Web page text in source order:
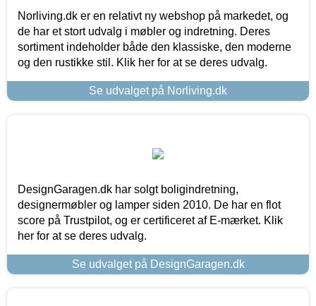
Norliving.dk er en relativt ny webshop på markedet, og
de har et stort udvalg i møbler og indretning. Deres
sortiment indeholder både den klassiske, den moderne
og den rustikke stil. Klik her for at se deres udvalg.
Se udvalget på Norliving.dk
DesignGaragen.dk har solgt boligindretning,
designermøbler og lamper siden 2010. De har en flot
score på Trustpilot, og er certificeret af E-mærket. Klik
her for at se deres udvalg.
Se udvalget på DesignGaragen.dk